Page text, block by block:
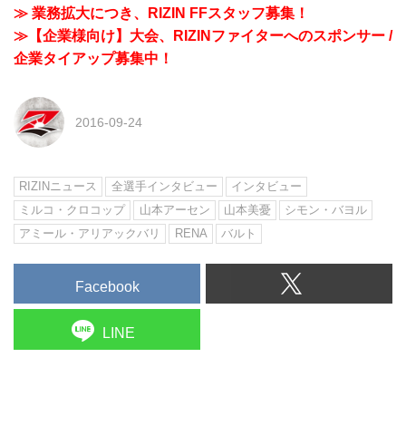
≫ 業務拡大につき、RIZIN FFスタッフ募集！
≫【企業様向け】大会、RIZINファイターへのスポンサー /
企業タイアップ募集中！
2016-09-24
RIZINニュース 全選手インタビュー
インタビュー
ミルコ・クロコップ
山本アーセン 山本美憂
シモン・バヨル
アミール・アリアックバリ
RENA バルト
Facebook
LINE